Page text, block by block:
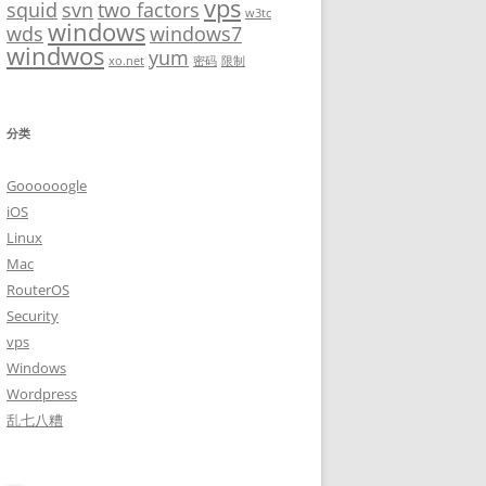
squid svn two factors vps w3tc
wds windowswindows7
windwos xo.net yum 密码 限制
分类
Goooooogle
iOS
Linux
Mac
RouterOS
Security
vps
Windows
Wordpress
乱七八糟